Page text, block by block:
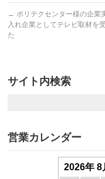
← ポリテクセンター様の企業
入れ企業としてテレビ取材を
た
サイト内検索
営業カレンダー
2026年 8